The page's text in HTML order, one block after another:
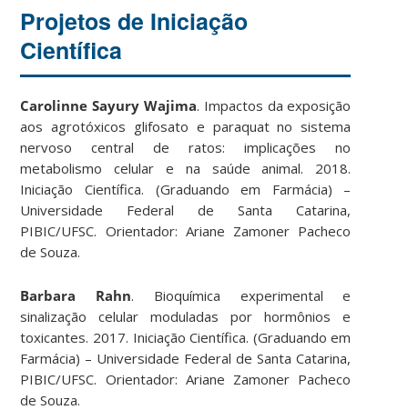
Projetos de Iniciação
Científica
Carolinne Sayury Wajima. Impactos da exposição
aos agrotóxicos glifosato e paraquat no sistema
nervoso central de ratos: implicações no
metabolismo celular e na saúde animal. 2018.
Iniciação Científica. (Graduando em Farmácia) –
Universidade Federal de Santa Catarina,
PIBIC/UFSC. Orientador: Ariane Zamoner Pacheco
de Souza.
Barbara Rahn. Bioquímica experimental e
sinalização celular moduladas por hormônios e
toxicantes. 2017. Iniciação Científica. (Graduando em
Farmácia) – Universidade Federal de Santa Catarina,
PIBIC/UFSC. Orientador: Ariane Zamoner Pacheco
de Souza.